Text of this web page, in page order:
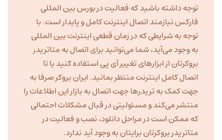
توجه داشته باشید که فعالیت در بورس بین المللی
فارکس نیازمند اتصال اینترنت کامل و پایدار است. با
توجه به شرایطی که در زمان قطعی اینترنت بین المللی
به وجود می‌آید، شما می‌توانید برای اتصال به متاتریدر
بروکرتان از ابزارهای تغییر آی پی استفاده کنید یا تا
اتصال کامل اینترنت منتظر بمانید. ایران بروکر صرفا به
جهت کمک به تریدرها جهت اتصال به بازار این اطلاعات را
منتشر می‌کند و مسئولیتی در قبال مشکلات احتمالی
که ممکن است در مراحل دانلود، نصب و فعالیت در
متاتریدر بروکرتان برایتان به وجود آید ندارد.